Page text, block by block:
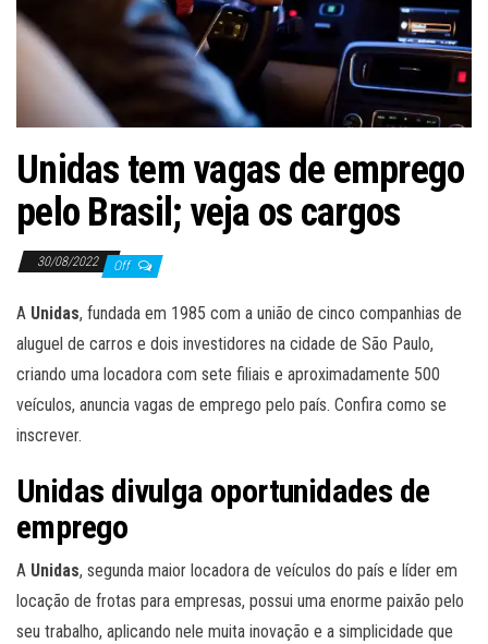
o
Unidas tem vagas de emprego
pelo Brasil; veja os cargos
30/08/2022 Off
A Unidas, fundada em 1985 com a união de cinco companhias de
aluguel de carros e dois investidores na cidade de São Paulo,
criando uma locadora com sete filiais e aproximadamente 500
veículos, anuncia vagas de emprego pelo país. Confira como se
inscrever.
Unidas divulga oportunidades de
emprego
A Unidas, segunda maior locadora de veículos do país e líder em
locação de frotas para empresas, possui uma enorme paixão pelo
seu trabalho, aplicando nele muita inovação e a simplicidade que